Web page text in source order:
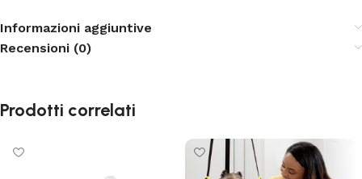
Informazioni aggiuntive
Recensioni (0)
Prodotti correlati